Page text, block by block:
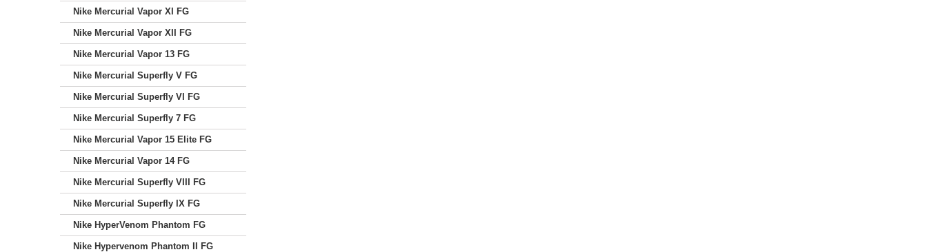
Nike Mercurial Vapor XI FG
Nike Mercurial Vapor XII FG
Nike Mercurial Vapor 13 FG
Nike Mercurial Superfly V FG
Nike Mercurial Superfly VI FG
Nike Mercurial Superfly 7 FG
Nike Mercurial Vapor 15 Elite FG
Nike Mercurial Vapor 14 FG
Nike Mercurial Superfly VIII FG
Nike Mercurial Superfly IX FG
Nike HyperVenom Phantom FG
Nike Hypervenom Phantom II FG